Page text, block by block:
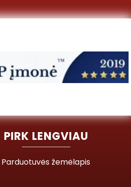
PIRK LENGVIAU
Parduotuvės žemėlapis